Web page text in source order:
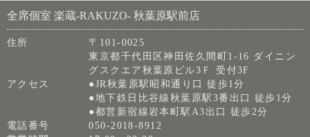
全席個室 楽蔵‐RAKUZO‐ 秋葉原駅前店
住所
〒101-0025
東京都千代田区神田佐久間町1-16 ダイニン
グスクエア秋葉原ビル3Ｆ 受付3F
アクセス
●JR秋葉原駅昭和通り口 徒歩1分
●地下鉄日比谷線秋葉原駅3番出口 徒歩1分
●都営新宿線岩本町駅A3出口 徒歩2分
電話番号
050-2018-8912